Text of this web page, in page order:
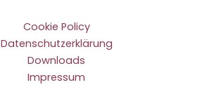
Cookie Policy
Datenschutzerklärung
Downloads
Impressum